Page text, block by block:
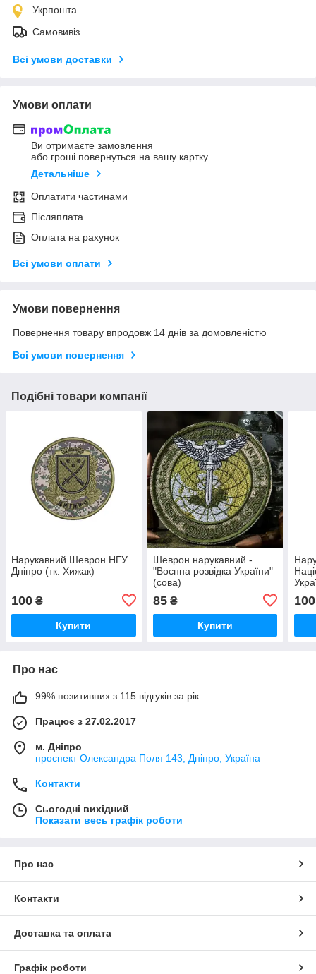
Укрпошта
Самовивіз
Всі умови доставки
Умови оплати
Ви отримаєте замовлення
або гроші повернуться на вашу картку
Детальніше
Оплатити частинами
Післяплата
Оплата на рахунок
Всі умови оплати
Умови повернення
Повернення товару впродовж 14 днів за домовленістю
Всі умови повернення
Подібні товари компанії
Нарукавний Шеврон НГУ
Дніпро (тк. Хижак)
100 ₴
Купити
Шеврон нарукавний -
"Воєнна розвідка України"
(сова)
85₴
Купити
100
Про нас
99% позитивних з 115 відгуків за рік
Працює з 27.02.2017
м. Дніпро
проспект Олександра Поля 143, Дніпро, Україна
Контакти
Сьогодні вихідний
Показати весь графік роботи
Про нас
Контакти
Доставка та оплата
Графік роботи